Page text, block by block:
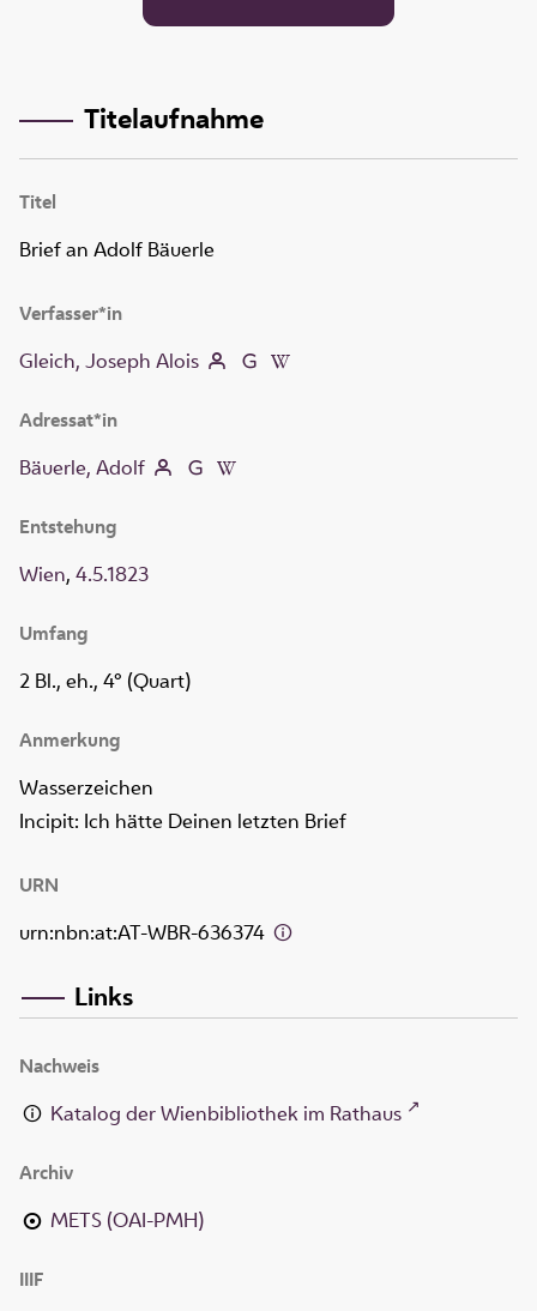
Titelaufnahme
Titel
Brief an Adolf Bäuerle
Verfasser*in
Gleich, Joseph Alois
Adressat*in
Bäuerle, Adolf
Entstehung
Wien, 4.5.1823
Umfang
2 Bl., eh., 4° (Quart)
Anmerkung
Wasserzeichen
Incipit: Ich hätte Deinen letzten Brief
URN
urn:nbn:at:AT-WBR-636374
Links
Nachweis
Katalog der Wienbibliothek im Rathaus
Archiv
METS (OAI-PMH)
IIIF